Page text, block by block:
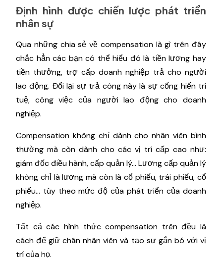
Định hình được chiến lược phát triển
nhân sự
Qua những chia sẻ về compensation là gì trên đây
chắc hẳn các bạn có thể hiểu đó là tiền lương hay
tiền thưởng, trợ cấp doanh nghiệp trả cho người
lao động. Đổi lại sự trả công này là sự cống hiến trí
tuệ, công việc của người lao động cho doanh
nghiệp.
Compensation không chỉ dành cho nhân viên bình
thường mà còn dành cho các vị trí cấp cao như:
giám đốc điều hành, cấp quản lý… Lương cấp quản lý
không chỉ là lương mà còn là cổ phiếu, trái phiếu, cổ
phiếu… tùy theo mức độ của phát triển của doanh
nghiệp.
Tất cả các hình thức compensation trên đều là
cách để giữ chân nhân viên và tạo sự gắn bó với vị
trí của họ.